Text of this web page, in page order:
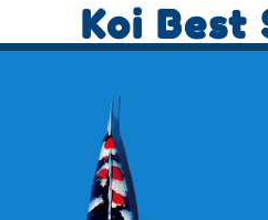
Koi Best